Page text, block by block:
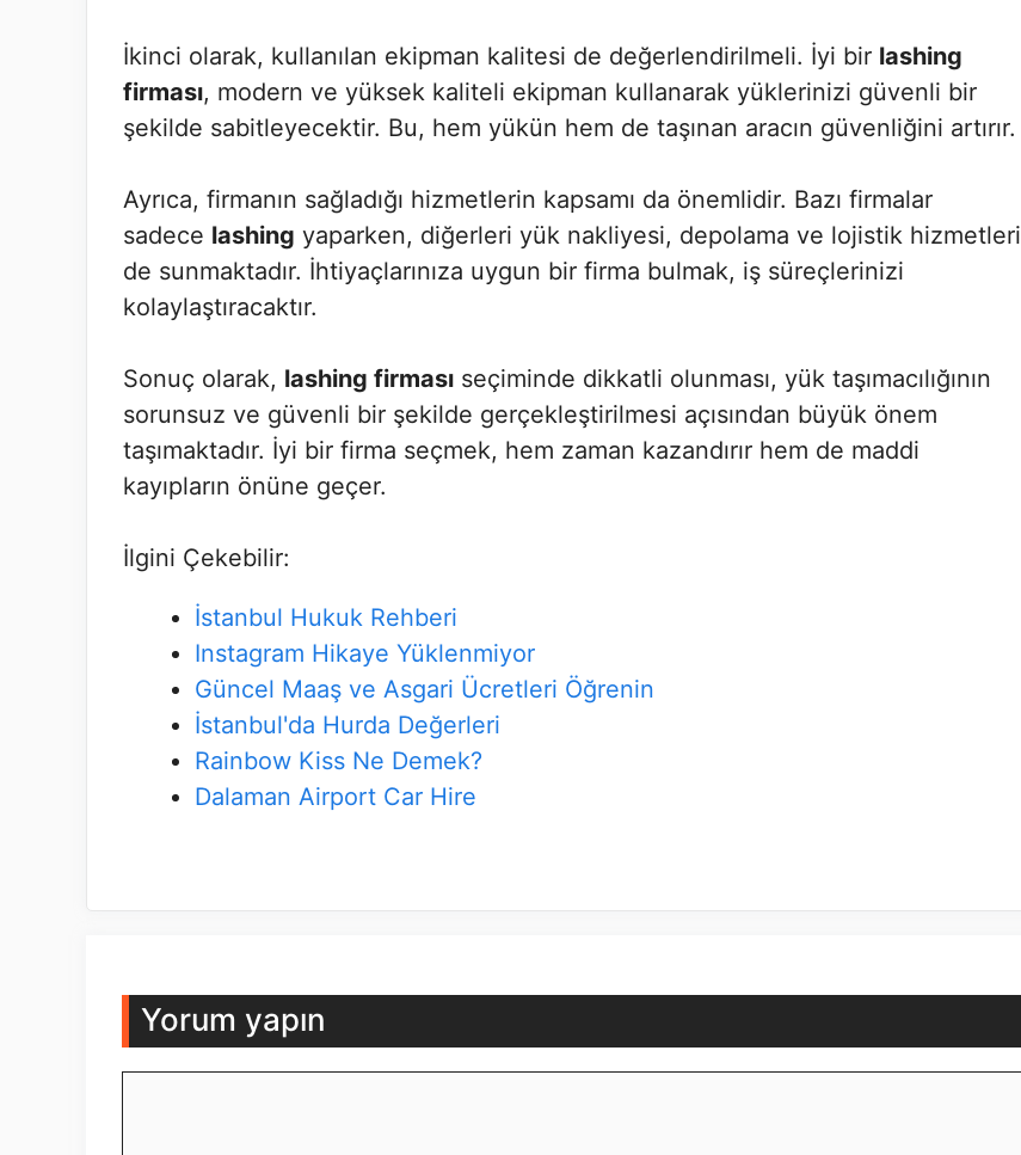
İkinci olarak, kullanılan ekipman kalitesi de değerlendirilmeli. İyi bir lashing
firması, modern ve yüksek kaliteli ekipman kullanarak yüklerinizi güvenli bir
şekilde sabitleyecektir. Bu, hem yükün hem de taşınan aracın güvenliğini artırır.
Ayrıca, firmanın sağladığı hizmetlerin kapsamı da önemlidir. Bazı firmalar
sadece lashing yaparken, diğerleri yük nakliyesi, depolama ve lojistik hizmetleri
de sunmaktadır. İhtiyaçlarınıza uygun bir firma bulmak, iş süreçlerinizi
kolaylaştıracaktır.
Sonuç olarak, lashing firması seçiminde dikkatli olunması, yük taşımacılığının
sorunsuz ve güvenli bir şekilde gerçekleştirilmesi açısından büyük önem
taşımaktadır. İyi bir firma seçmek, hem zaman kazandırır hem de maddi
kayıpların önüne geçer.
İlgini Çekebilir:
İstanbul Hukuk Rehberi
Instagram Hikaye Yüklenmiyor
Güncel Maaş ve Asgari Ücretleri Öğrenin
İstanbul'da Hurda Değerleri
Rainbow Kiss Ne Demek?
Dalaman Airport Car Hire
Yorum yapın